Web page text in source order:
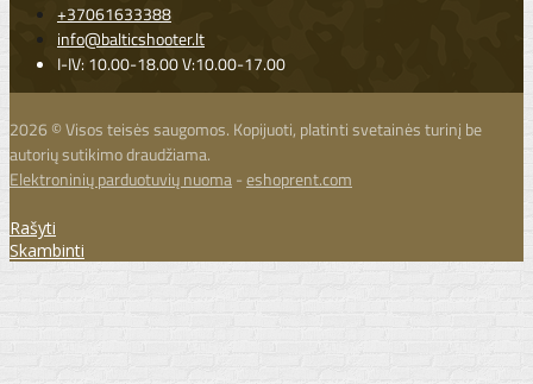
+37061633388
info@balticshooter.lt
I-IV: 10.00-18.00 V:10.00-17.00
2026 © Visos teisės saugomos. Kopijuoti, platinti svetainės turinį be
autorių sutikimo draudžiama.
Elektroninių parduotuvių nuoma-eshoprent.com
Rašyti
Skambinti